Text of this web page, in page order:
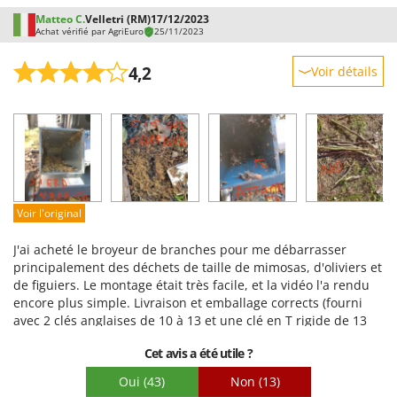
Matteo C.Velletri (RM)17/12/2023
Achat vérifié par AgriEuro 25/11/2023
4,2 Voir détails
Prestations
Facilité d'utilisation
Qualité / Prix
Facilité de montage
Voir l'original
J'ai acheté le broyeur de branches pour me débarrasser
principalement des déchets de taille de mimosas, d'oliviers et
de figuiers. Le montage était très facile, et la vidéo l'a rendu
encore plus simple. Livraison et emballage corrects (fourni
avec 2 clés anglaises de 10 à 13 et une clé en T rigide de 13
une clé à cliquet articulée aurait été idéale, mais on ne peut
pas tout avoir). Le produit : il ne répond que partiellement à
mes besoins, malgré l'indication d'un diamètre maximal de
Cet avis a été utile ?
Oui (43) Non (13)